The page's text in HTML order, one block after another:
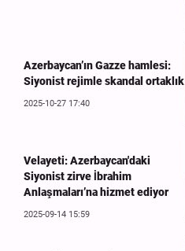
Azerbaycan’ın Gazze hamlesi:
Siyonist rejimle skandal ortaklık
2025-10-27 17:40
Velayeti: Azerbaycan'daki
Siyonist zirve İbrahim
Anlaşmaları’na hizmet ediyor
2025-09-14 15:59